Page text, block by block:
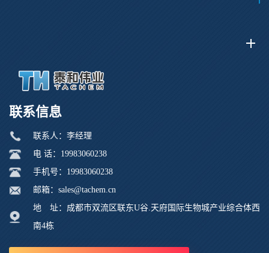
联系信息
联系人：李经理
电 话：19983060238
手机号：19983060238
邮箱：sales@tachem.cn
地 址：成都市双流区联东U谷.天府国际生物城产业综合体西
南4栋